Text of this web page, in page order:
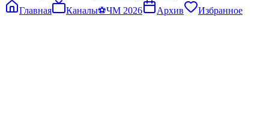
Главная
Каналы⚽ЧМ 2026 Архив Избранное